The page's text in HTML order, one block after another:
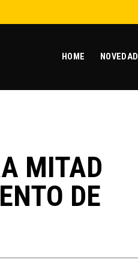
HOME
MITAD
DE